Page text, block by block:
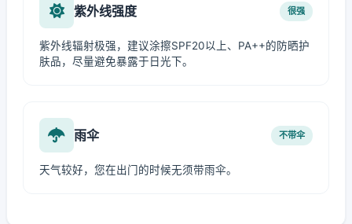
紫外线强度 很强
紫外线辐射极强，建议涂擦SPF20以上、PA++的防晒护
肤品，尽量避免暴露于日光下。
雨伞 不带伞
天气较好，您在出门的时候无须带雨伞。